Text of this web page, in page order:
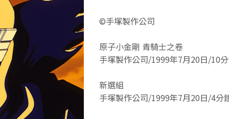
©手塚製作公司
原子小金剛 青騎士之卷
手塚製作公司/1999年7月20日/10
新選組
手塚製作公司/1999年7月20日/4分